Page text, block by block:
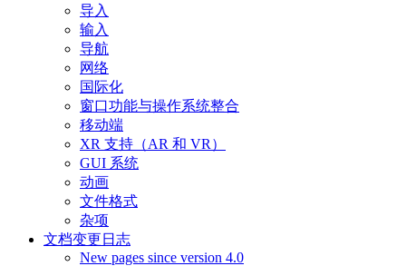
导入
输入
导航
网络
国际化
窗口功能与操作系统整合
移动端
XR 支持（AR 和 VR）
GUI 系统
动画
文件格式
杂项
文档变更日志
New pages since version 4.0